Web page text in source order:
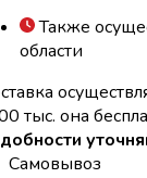
Также
области
тыс. она
Самовывоз